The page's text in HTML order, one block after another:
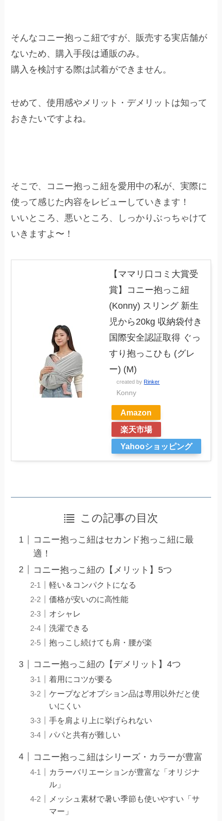
そんなコニー抱っこ紐ですが、販売する実店舗が
ないため、購入手段は通販のみ。
購入を検討する際は試着ができません。
せめて、使用感やメリット・デメリットは知って
おきたいですよね。
そこで、コニー抱っこ紐を愛用中の私が、実際に
使って感じた内容をレビューしていきます！
いいところ、悪いところ、しっかりぶっちゃけて
いきますよ〜！
【ママリ口コミ大賞受
賞】コニー抱っこ紐
(Konny) スリング 新生
児から20kg 収納袋付き
国際安全認証取得 ぐっ
すり抱っこひも (グレ
ー) (M)
created byRinker
Konny
Amazon
楽天市場
Yahooショッピング
この記事の目次
コニー抱っこ紐はセカンド抱っこ紐に最
適！
コニー抱っこ紐の【メリット】5つ
軽い＆コンパクトになる
価格が安いのに高性能
オシャレ
洗濯できる
抱っこし続けても肩・腰が楽
コニー抱っこ紐の【デメリット】4つ
着用にコツが要る
ケープなどオプション品は専用以外だと使
いにくい
手を肩より上に挙げられない
パパと共有が難しい
コニー抱っこ紐はシリーズ・カラーが豊富
カラーバリエーションが豊富な「オリジナ
ル」
メッシュ素材で暑い季節も使いやすい「サ
マー」